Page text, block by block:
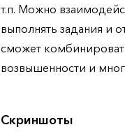
т.п. Можно
выполнять задания и
сможет
возвышенности и
Скриншоты